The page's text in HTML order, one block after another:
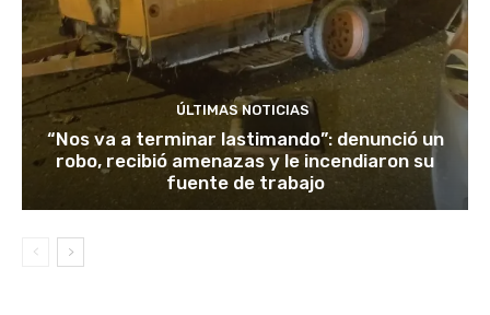
ÚLTIMAS NOTICIAS
“Nos va a terminar lastimando”: denunció un
robo, recibió amenazas y le incendiaron su
fuente de trabajo